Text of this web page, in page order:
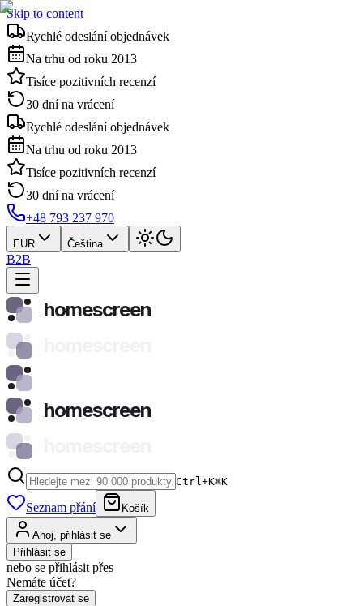
Skip to content
Rychlé odeslání objednávek
Na trhu od roku 2013
Tisíce pozitivních recenzí
30 dní na vrácení
Rychlé odeslání objednávek
Na trhu od roku 2013
Tisíce pozitivních recenzí
30 dní na vrácení
+48 793 237 970
EUR Čeština
B2B
homescreen
homescreen
Ctrl+K⌘K
Seznam přání Košík
Ahoj, přihlásit se
Přihlásit se
nebo se přihlásit přes
Nemáte účet?
Zaregistrovat se